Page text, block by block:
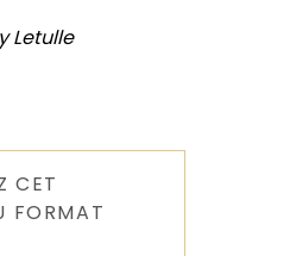
Letulle
CET
FORMAT